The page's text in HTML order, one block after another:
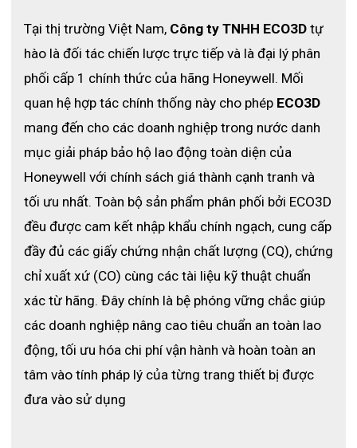
Tại thị trường Việt Nam, Công ty TNHH ECO3D tự
hào là đối tác chiến lược trực tiếp và là đại lý phân
phối cấp 1 chính thức của hãng Honeywell. Mối
quan hệ hợp tác chính thống này cho phép ECO3D
mang đến cho các doanh nghiệp trong nước danh
mục giải pháp bảo hộ lao động toàn diện của
Honeywell với chính sách giá thành cạnh tranh và
tối ưu nhất. Toàn bộ sản phẩm phân phối bởi ECO3D
đều được cam kết nhập khẩu chính ngạch, cung cấp
đầy đủ các giấy chứng nhận chất lượng (CQ), chứng
chỉ xuất xứ (CO) cùng các tài liệu kỹ thuật chuẩn
xác từ hãng. Đây chính là bệ phóng vững chắc giúp
các doanh nghiệp nâng cao tiêu chuẩn an toàn lao
động, tối ưu hóa chi phí vận hành và hoàn toàn an
tâm vào tính pháp lý của từng trang thiết bị được
đưa vào sử dụng